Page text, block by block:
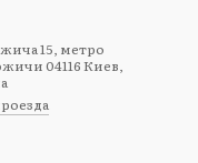
15, метро
04116 Киев,